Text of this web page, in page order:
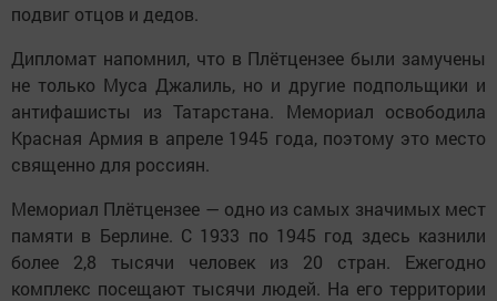
подвиг отцов и дедов.
Дипломат напомнил, что в Плётцензее были замучены
не только Муса Джалиль, но и другие подпольщики и
антифашисты из Татарстана. Мемориал освободила
Красная Армия в апреле 1945 года, поэтому это место
священно для россиян.
Мемориал Плётцензее — одно из самых значимых мест
памяти в Берлине. С 1933 по 1945 год здесь казнили
более 2,8 тысячи человек из 20 стран. Ежегодно
комплекс посещают тысячи людей. На его территории